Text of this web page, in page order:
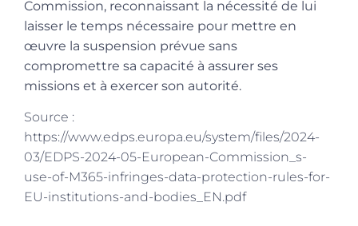
Commission, reconnaissant la nécessité de lui
laisser le temps nécessaire pour mettre en
œuvre la suspension prévue sans
compromettre sa capacité à assurer ses
missions et à exercer son autorité.
Source :
https://www.edps.europa.eu/system/files/2024-
03/EDPS-2024-05-European-Commission_s-
use-of-M365-infringes-data-protection-rules-for-
EU-institutions-and-bodies_EN.pdf